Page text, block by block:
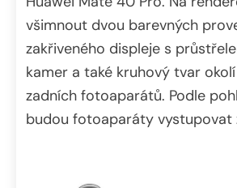
všimnout dvou barevných
zakřiveného displeje s
kamer a také kruhový tvar
zadních fotoaparátů. Podle
budou fotoaparáty vystupovat